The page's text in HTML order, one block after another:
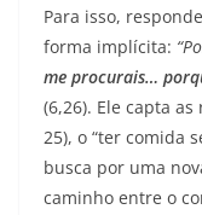
Para isso,
forma implícita:
me procurais…
(6,26). Ele capta
25), o “ter comida
busca por uma
caminho entre o